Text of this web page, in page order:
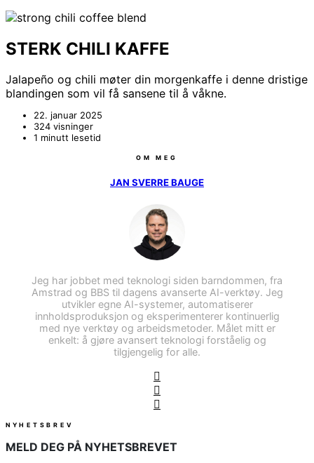
STERK CHILI KAFFE
Jalapeño og chili møter din morgenkaffe i denne dristige
blandingen som vil få sansene til å våkne.
22. januar 2025
324 visninger
1 minutt lesetid
OM MEG
JAN SVERRE BAUGE
Jeg har jobbet med teknologi siden barndommen, fra
Amstrad og BBS til dagens avanserte AI-verktøy. Jeg
utvikler egne AI-systemer, automatiserer
innholdsproduksjon og eksperimenterer kontinuerlig
med nye verktøy og arbeidsmetoder. Målet mitt er
enkelt: å gjøre avansert teknologi forståelig og
tilgjengelig for alle.
NYHETSBREV
MELD DEG PÅ NYHETSBREVET